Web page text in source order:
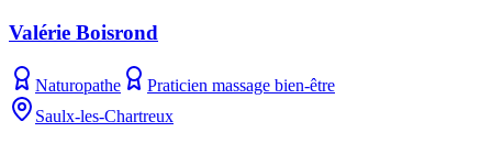
Valérie Boisrond
Naturopathe
Praticien massage bien-être
Saulx-les-Chartreux